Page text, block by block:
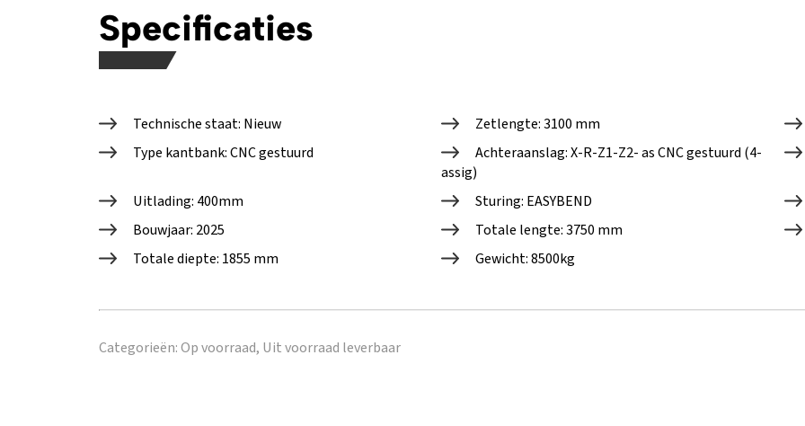
Specificaties
Technische staat: Nieuw
Zetlengte: 3100 mm
Type kantbank: CNC gestuurd
Achteraanslag: X-R-Z1-Z2- as CNC gestuurd (4-
assig)
Uitlading: 400mm
Sturing: EASYBEND
Bouwjaar: 2025
Totale lengte: 3750 mm
Totale diepte: 1855 mm
Gewicht: 8500kg
Categorieën:Op voorraad, Uit voorraad leverbaar